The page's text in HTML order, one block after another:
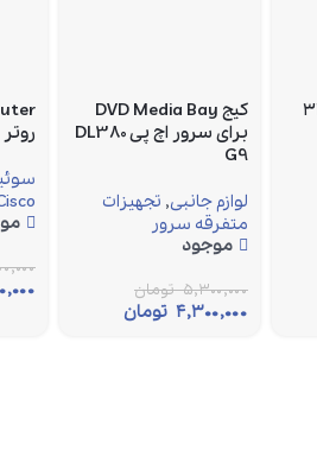
کیج DVD Media Bay
برای سرور اچ پی DL380
G9
لوازم جانبی, تجهیزات
متفرقه سرور
موجود
۵,۳۰۰,۰۰۰ تومان
۴,۳۰۰,۰۰۰ تومان